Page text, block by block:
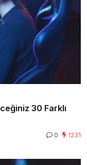
30 Farklı
0 1231